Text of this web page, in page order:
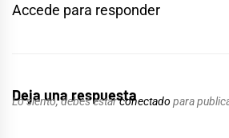
Accede para responder
Deja una respuesta
Lo siento, debes estarconectado para